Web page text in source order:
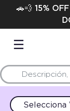
🚗💨 15%
☰
Selecciona